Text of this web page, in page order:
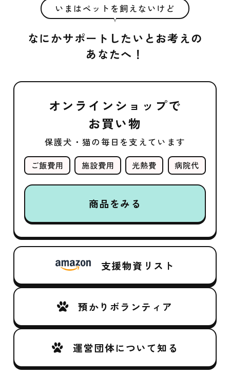
いまはペットを飼えないけど
なにかサポートしたいとお考えの
あなたへ！
オンラインショップで
お買い物
保護犬・猫の毎日を支えています
ご飯費用 施設費用 光熱費 病院代
商品をみる
支援物資リスト
預かりボランティア
運営団体について知る